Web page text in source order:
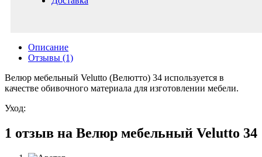
Описание
Отзывы (1)
Велюр мебельный Velutto (Велютто) 34 используется в
качестве обивочного материала для изготовлении мебели.
Уход:
1 отзыв на Велюр мебельный Velutto 34